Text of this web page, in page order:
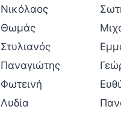
Νικόλαος
Θωμάς
Στυλιανός
Παναγιώτης
Φωτεινή
Λυδία